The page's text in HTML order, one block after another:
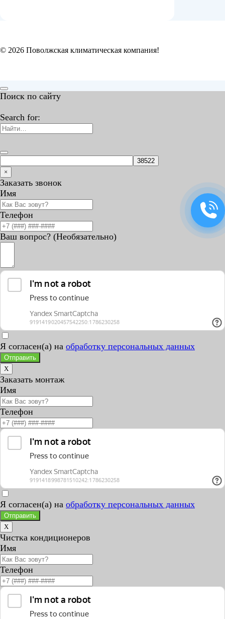
© 2026 Поволжская климатическая компания!
Поиск по сайту
Search for:
×
Заказать звонок
Имя
Телефон
Ваш вопрос? (Необязательно)
Я согласен(а) на обработку персональных данных
Отправить
X
Заказать монтаж
Имя
Телефон
Я согласен(а) на обработку персональных данных
Отправить
X
Чистка кондиционеров
Имя
Телефон